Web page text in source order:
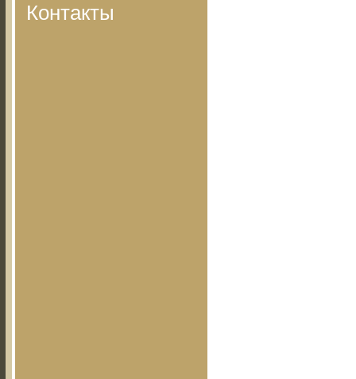
Контакты